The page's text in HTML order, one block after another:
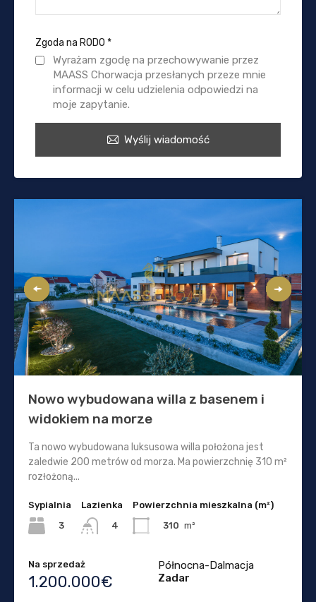
Zgoda na RODO *
Wyrażam zgodę na przechowywanie przez
MAASS Chorwacja przesłanych przeze mnie
informacji w celu udzielenia odpowiedzi na
moje zapytanie.
Wyślij wiadomość
Nowo wybudowana willa z basenem i
widokiem na morze
Ta nowo wybudowana luksusowa willa położona jest
zaledwie 200 metrów od morza. Ma powierzchnię 310 m²
rozłożoną...
Sypialnia
3
Lazienka
4
Powierzchnia mieszkalna (m²)
310 m²
Na sprzedaż
1.200.000€
Północna-Dalmacja
Zadar